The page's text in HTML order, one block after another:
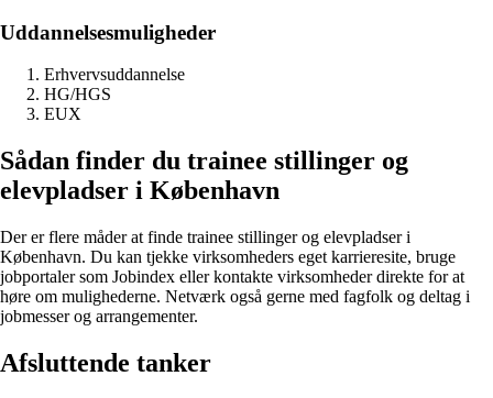
Uddannelsesmuligheder
Erhvervsuddannelse
HG/HGS
EUX
Sådan finder du trainee stillinger og
elevpladser i København
Der er flere måder at finde trainee stillinger og elevpladser i
København. Du kan tjekke virksomheders eget karrieresite, bruge
jobportaler som Jobindex eller kontakte virksomheder direkte for at
høre om mulighederne. Netværk også gerne med fagfolk og deltag i
jobmesser og arrangementer.
Afsluttende tanker